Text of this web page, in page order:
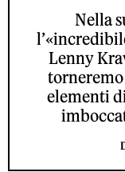
Nella
Lenny
elementi